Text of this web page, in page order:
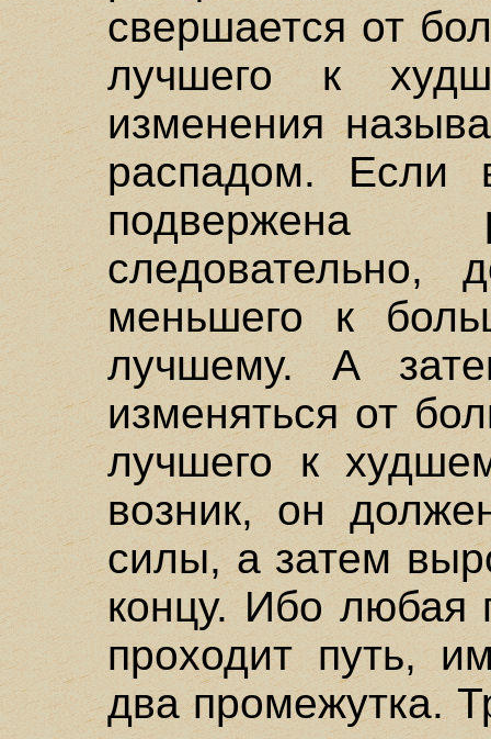
свершается от
лучшего к
изменения
распадом. Если
подвержена
следовательно,
меньшего к
лучшему. А
изменяться от
лучшего к
возник, он
силы, а затем
концу. Ибо любая
проходит путь,
два промежутка.